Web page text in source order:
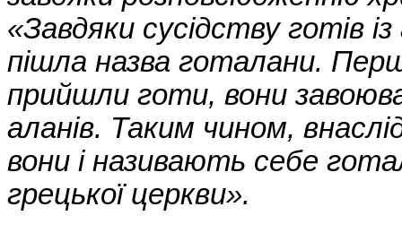
«Завдяки сусідству готів
пішла назва готалани.
прийшли готи, вони
аланів. Таким чином,
вони і називають себе
грецької церкви».